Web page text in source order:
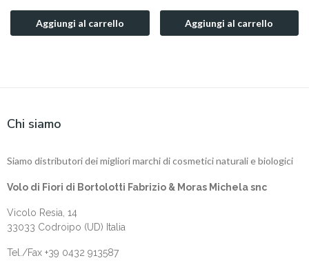
Aggiungi al carrello Aggiungi al carrello
Chi siamo
Siamo distributori dei migliori marchi di cosmetici naturali e biologici
Volo di Fiori di Bortolotti Fabrizio & Moras Michela snc
Vicolo Resia, 14
33033 Codroipo (UD) Italia
Tel./Fax +39 0432 913587